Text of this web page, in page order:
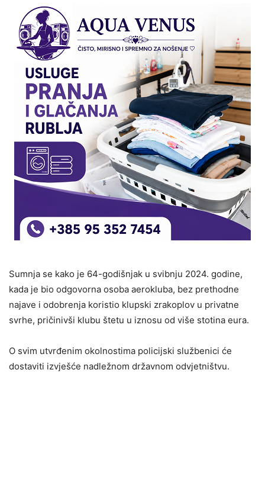
Sumnja se kako je 64-godišnjak u svibnju 2024. godine,
kada je bio odgovorna osoba aerokluba, bez prethodne
najave i odobrenja koristio klupski zrakoplov u privatne
svrhe, pričinivši klubu štetu u iznosu od više stotina eura.
O svim utvrđenim okolnostima policijski službenici će
dostaviti izvješće nadležnom državnom odvjetništvu.